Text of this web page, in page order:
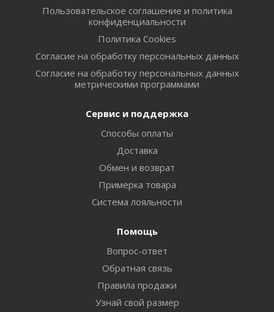
Пользовательское соглашение и политика
конфиденциальности
Политика Cookies
Согласие на обработку персональных данных
Согласие на обработку персональных данных
метрическими программами
Сервис и поддержка
Способы оплаты
Доставка
Обмен и возврат
Примерка товара
Система лояльности
Помощь
Вопрос-ответ
Обратная связь
Правила продажи
Узнай свой размер